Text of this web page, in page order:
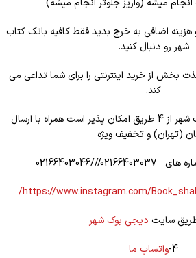
اضافی به خرج بدید فقط کافیه بانک کتاب
شهر رو دنبال کنید.
بخش از خرید اینترنتی را برای شما تداعی می
کند.
ثبت سفارش در بانک کتاب شهر از 4 طریق امکان پذیر است همراه با ارسال
(تهران) و تخفیف ویژه
https://www.instagram.com/
دیجی بوک شهر
4- واتساپ ما